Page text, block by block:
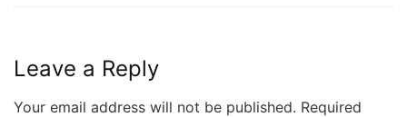
Leave a Reply
Your email address will not be published. Required